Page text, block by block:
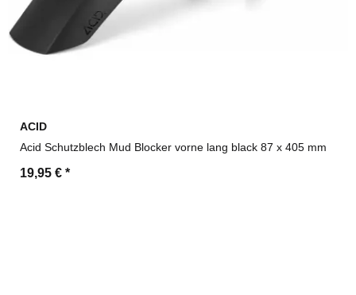
ACID
Acid Schutzblech Mud Blocker vorne lang black 87 x 405 mm
19,95 € *